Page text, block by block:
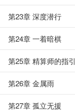
第23章 深度潜行
第24章 一着暗棋
第25章 精算师的指引
第26章 金属雨
第27章 孤立无援